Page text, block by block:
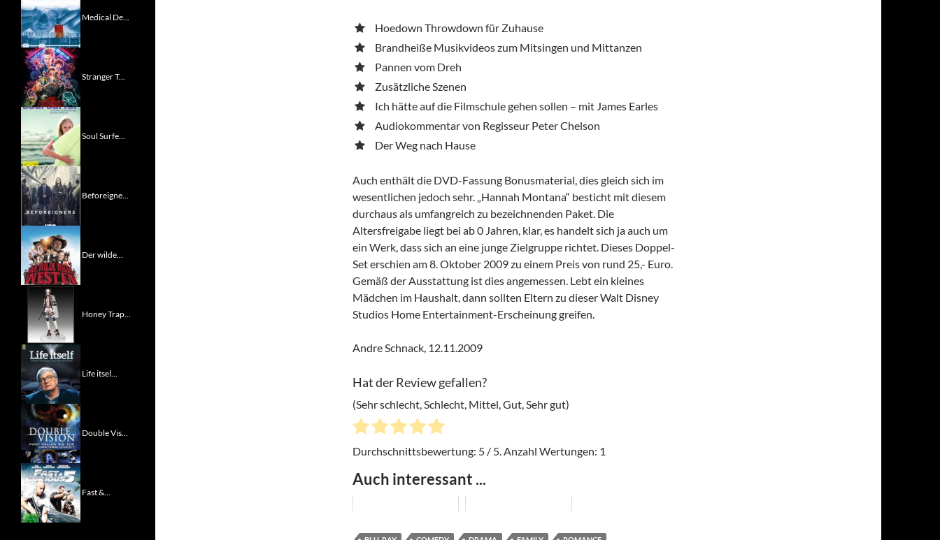
Hoedown Throwdown für Zuhause
Brandheiße Musikvideos zum Mitsingen und Mittanzen
Pannen vom Dreh
Zusätzliche Szenen
Ich hätte auf die Filmschule gehen sollen – mit James Earles
Audiokommentar von Regisseur Peter Chelson
Der Weg nach Hause
Auch enthält die DVD-Fassung Bonusmaterial, dies gleich sich im
wesentlichen jedoch sehr. „Hannah Montana“ besticht mit diesem
durchaus als umfangreich zu bezeichnenden Paket. Die
Altersfreigabe liegt bei ab 0 Jahren, klar, es handelt sich ja auch um
ein Werk, dass sich an eine junge Zielgruppe richtet. Dieses Doppel-
Set erschien am 8. Oktober 2009 zu einem Preis von rund 25,- Euro.
Gemäß der Ausstattung ist dies angemessen. Lebt ein kleines
Mädchen im Haushalt, dann sollten Eltern zu dieser Walt Disney
Studios Home Entertainment-Erscheinung greifen.
Andre Schnack, 12.11.2009
Hat der Review gefallen?
(Sehr schlecht, Schlecht, Mittel, Gut, Sehr gut)
Durchschnittsbewertung: 5 / 5. Anzahl Wertungen: 1
Auch interessant ...
Medical De...
Stranger T...
Soul Surfe...
Beforeigne...
Der wilde...
Honey Trap...
Life itsel...
Double Vis...
Fast &...